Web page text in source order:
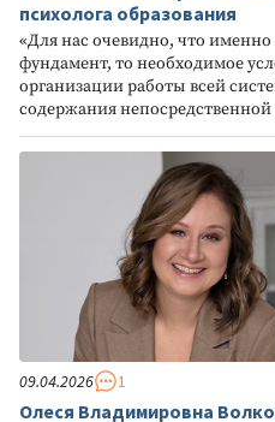
психолога образования
«Для нас очевидно, что
фундамент, то необходимое
организации работы всей
содержания
09.04.2026 1
Олеся Владимировна